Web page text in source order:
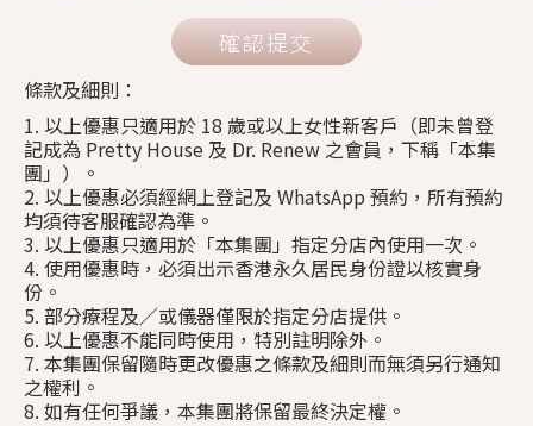
確認提交
條款及細則：
1. 以上優惠只適用於 18 歲或以上女性新客戶（即未曾登
記成為 Pretty House 及 Dr. Renew 之會員，下稱「本集
團」）。
2. 以上優惠必須經網上登記及 WhatsApp 預約，所有預約
均須待客服確認為準。
3. 以上優惠只適用於「本集團」指定分店內使用一次。
4. 使用優惠時，必須出示香港永久居民身份證以核實身
份。
5. 部分療程及／或儀器僅限於指定分店提供。
6. 以上優惠不能同時使用，特別註明除外。
7. 本集團保留隨時更改優惠之條款及細則而無須另行通知
之權利。
8. 如有任何爭議，本集團將保留最終決定權。